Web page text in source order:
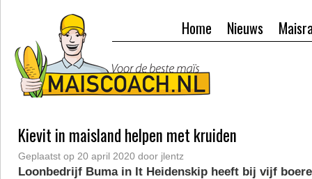
Nieuws
Home
Kievit in maisland helpen met kruiden
Geplaatst op 20 april 2020 door jlentz
Loonbedrijf Buma in It Heidenskip heeft bij vijf